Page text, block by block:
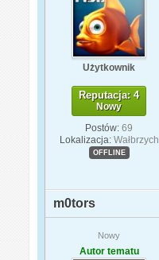
Użytkownik
Reputacja: 4
Nowy
Postów: 69
Lokalizacja: Wałbrzych
OFFLINE
m0tors
Nowy
Autor tematu